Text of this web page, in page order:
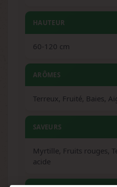
HAUTEUR
60-120 cm
ARÔMES
Terreux, Fruité, Baies,
SAVEURS
Myrtille, Fruits rouges,
acide